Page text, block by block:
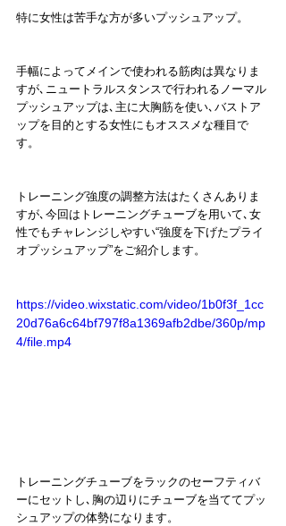
特に女性は苦手な方が多いプッシュアップ。
手幅によってメインで使われる筋肉は異なりま
すが､ニュートラルスタンスで行われるノーマル
プッシュアップは､主に大胸筋を使い､バストア
ップを目的とする女性にもオススメな種目で
す。
トレーニング強度の調整方法はたくさんありま
すが､今回はトレーニングチューブを用いて､女
性でもチャレンジしやすい“強度を下げたプライ
オプッシュアップ”をご紹介します。
https://video.wixstatic.com/video/1b0f3f_1cc
20d76a6c64bf797f8a1369afb2dbe/360p/mp
4/file.mp4
トレーニングチューブをラックのセーフティバ
ーにセットし､胸の辺りにチューブを当ててプッ
シュアップの体勢になります。